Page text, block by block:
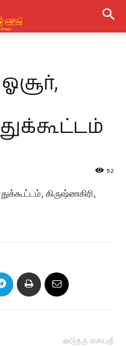
52
கிருஷ்ணகிரி,
அடுத்த செய்தி